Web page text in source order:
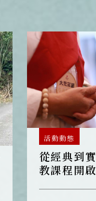
薩的加持力
功德主，順緣
修佛法，六
活動動態
從經典到
教課程開